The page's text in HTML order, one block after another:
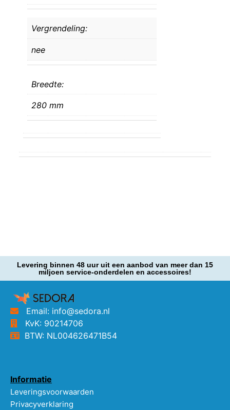
Vergrendeling:
nee
Breedte:
280 mm
Levering binnen 48 uur uit een aanbod van meer dan 15
miljoen service-onderdelen en accessoires!
Email: info@sedora.nl
KvK: 90214706
BTW: NL004626471B54
Informatie
Leveringsvoorwaarden
Privacyverklaring